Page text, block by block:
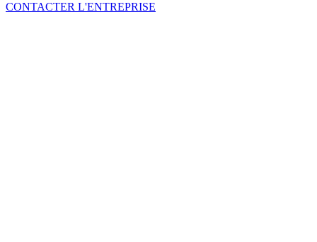
CONTACTER L'ENTREPRISE